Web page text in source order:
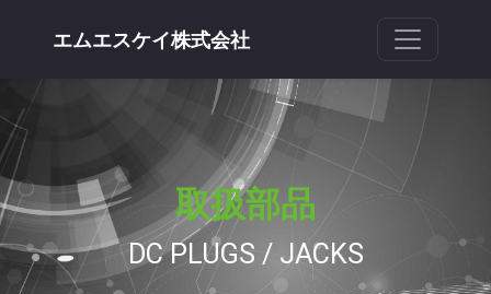
エムエスケイ株式会社
取扱部品
DC PLUGS / JACKS